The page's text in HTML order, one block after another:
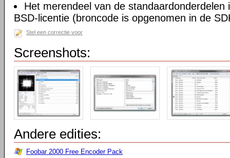
Het merendeel van de standaardonderdelen
BSD-licentie (broncode is opgenomen in de
Stel een correctie voor
Screenshots:
Andere edities:
Foobar 2000 Free Encoder Pack